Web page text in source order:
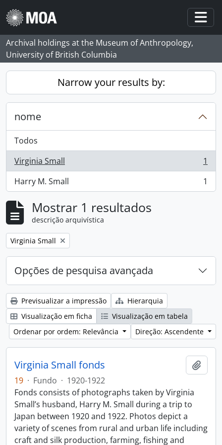
Skip to main content
Archival holdings at the Museum of Anthropology,
University of British Columbia
Narrow your results by:
nome
Todos
Virginia Small
, 1 resultados
1
Harry M. Small
, 1 resultados 1
Mostrar 1 resultados
descrição arquivística
Remove filter:
Virginia Small
Opções de pesquisa avançada
Previsualizar a impressão
Hierarquia
Visualização em ficha
Visualização em tabela
Ordenar por ordem: Relevância
Direção: Ascendente
Virginia Small fonds
19 · Fundo · 1920-1922
Fonds consists of photographs taken by Virginia
Small’s husband, Harry M. Small during a trip to
Japan between 1920 and 1922. Photos depict a
variety of scenes from rural and urban life including
craft and silk production, farming, fishing and